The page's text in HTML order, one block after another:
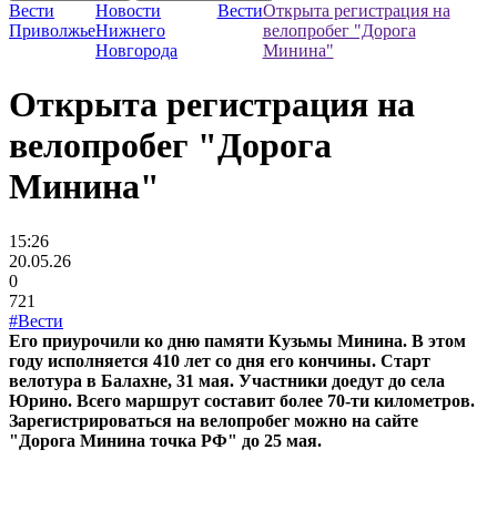
Вести
Приволжье
Новости
Нижнего
Новгорода
ВестиОткрыта регистрация на
велопробег "Дорога
Минина"
Открыта регистрация на
велопробег "Дорога
Минина"
15:26
20.05.26
0
721
#Вести
Его приурочили ко дню памяти Кузьмы Минина. В этом
году исполняется 410 лет со дня его кончины. Старт
велотура в Балахне, 31 мая. Участники доедут до села
Юрино. Всего маршрут составит более 70-ти километров.
Зарегистрироваться на велопробег можно на сайте
"Дорога Минина точка РФ" до 25 мая.